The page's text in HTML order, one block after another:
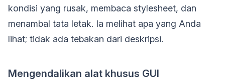
kondisi yang rusak, membaca stylesheet, dan
menambal tata letak. Ia melihat apa yang Anda
lihat; tidak ada tebakan dari deskripsi.
Mengendalikan alat khusus GUI